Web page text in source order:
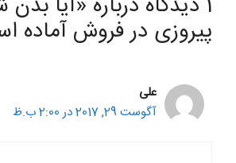
پیروزی در فروش آماده
علی
آگوست 29, 2017 در 2:00 ب.ظ